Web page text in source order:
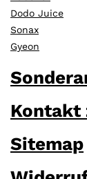
Dodo Juice
Sonax
Gyeon
Kontakt
Sitemap